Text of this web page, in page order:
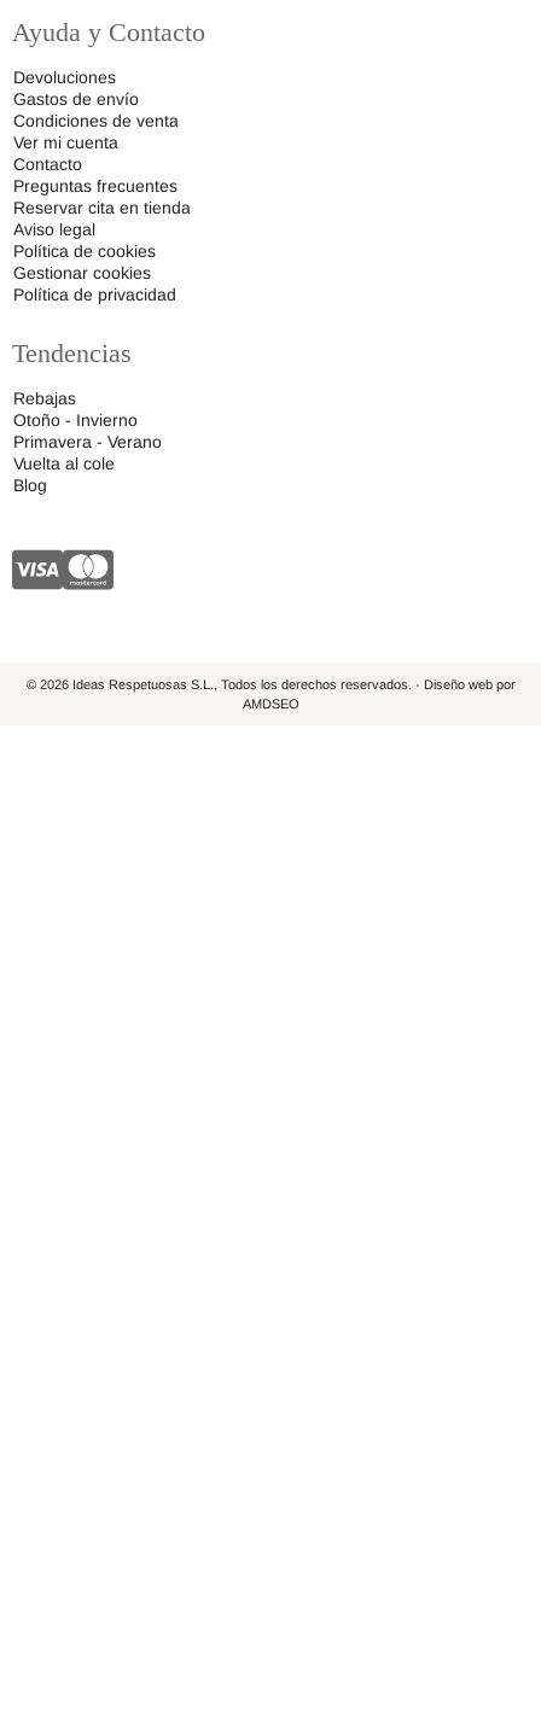
Ayuda y Contacto
Devoluciones
Gastos de envío
Condiciones de venta
Ver mi cuenta
Contacto
Preguntas frecuentes
Reservar cita en tienda
Aviso legal
Política de cookies
Gestionar cookies
Política de privacidad
Tendencias
Rebajas
Otoño - Invierno
Primavera - Verano
Vuelta al cole
Blog
© 2026 Ideas Respetuosas S.L., Todos los derechos reservados. · Diseño web por
AMDSEO